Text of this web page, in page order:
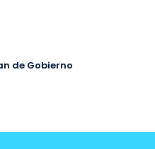
de Gobierno